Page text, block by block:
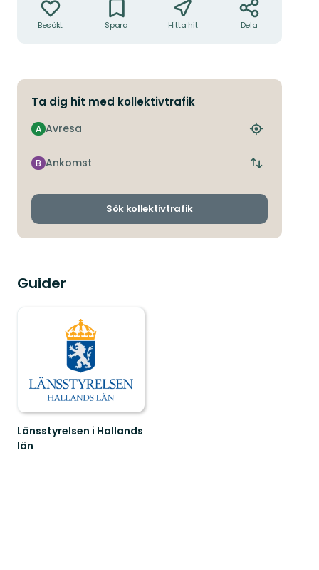
Besökt Spara Hitta hit Dela
Ta dig hit med kollektivtrafik
Avresa
A
Hitta
hållplats
Ankomst
B
Byt
och
Sök kollektivtrafik
Guider
Länsstyrelsen i Hallands
län